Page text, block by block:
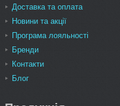
Доставка та оплата
Новини та акції
Програма лояльності
Бренди
Контакти
Блог